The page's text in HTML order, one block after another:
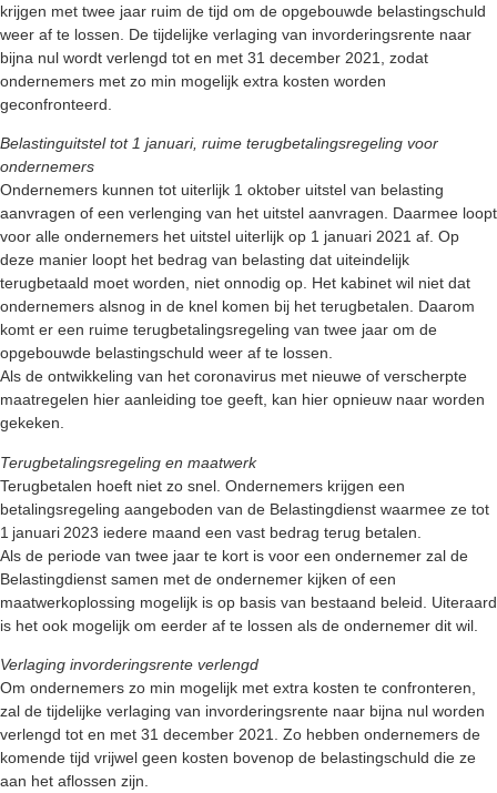
krijgen met twee jaar ruim de tijd om de opgebouwde belastingschuld
weer af te lossen. De tijdelijke verlaging van invorderingsrente naar
bijna nul wordt verlengd tot en met 31 december 2021, zodat
ondernemers met zo min mogelijk extra kosten worden
geconfronteerd.
Belastinguitstel tot 1 januari, ruime terugbetalingsregeling voor
ondernemers
Ondernemers kunnen tot uiterlijk 1 oktober uitstel van belasting
aanvragen of een verlenging van het uitstel aanvragen. Daarmee loopt
voor alle ondernemers het uitstel uiterlijk op 1 januari 2021 af. Op
deze manier loopt het bedrag van belasting dat uiteindelijk
terugbetaald moet worden, niet onnodig op. Het kabinet wil niet dat
ondernemers alsnog in de knel komen bij het terugbetalen. Daarom
komt er een ruime terugbetalingsregeling van twee jaar om de
opgebouwde belastingschuld weer af te lossen.
Als de ontwikkeling van het coronavirus met nieuwe of verscherpte
maatregelen hier aanleiding toe geeft, kan hier opnieuw naar worden
gekeken.
Terugbetalingsregeling en maatwerk
Terugbetalen hoeft niet zo snel. Ondernemers krijgen een
betalingsregeling aangeboden van de Belastingdienst waarmee ze tot
1 januari 2023 iedere maand een vast bedrag terug betalen.
Als de periode van twee jaar te kort is voor een ondernemer zal de
Belastingdienst samen met de ondernemer kijken of een
maatwerkoplossing mogelijk is op basis van bestaand beleid. Uiteraard
is het ook mogelijk om eerder af te lossen als de ondernemer dit wil.
Verlaging invorderingsrente verlengd
Om ondernemers zo min mogelijk met extra kosten te confronteren,
zal de tijdelijke verlaging van invorderingsrente naar bijna nul worden
verlengd tot en met 31 december 2021. Zo hebben ondernemers de
komende tijd vrijwel geen kosten bovenop de belastingschuld die ze
aan het aflossen zijn.